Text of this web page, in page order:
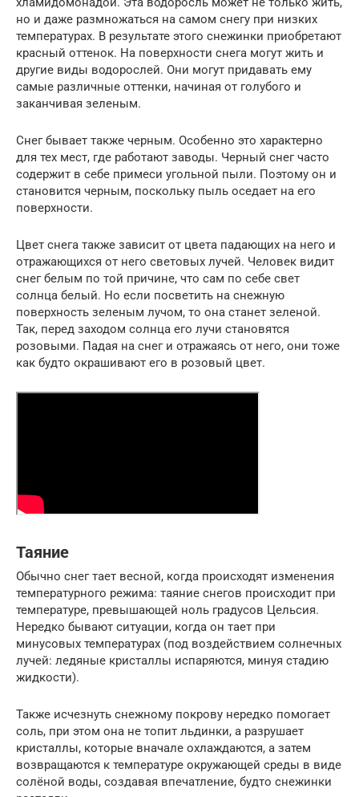
но и даже размножаться на самом снегу при низких
температурах. В результате этого снежинки приобретают
красный оттенок. На поверхности снега могут жить и
другие виды водорослей. Они могут придавать ему
самые различные оттенки, начиная от голубого и
заканчивая зеленым.
Снег бывает также черным. Особенно это характерно
для тех мест, где работают заводы. Черный снег часто
содержит в себе примеси угольной пыли. Поэтому он и
становится черным, поскольку пыль оседает на его
поверхности.
Цвет снега также зависит от цвета падающих на него и
отражающихся от него световых лучей. Человек видит
снег белым по той причине, что сам по себе свет
солнца белый. Но если посветить на снежную
поверхность зеленым лучом, то она станет зеленой.
Так, перед заходом солнца его лучи становятся
розовыми. Падая на снег и отражаясь от него, они тоже
как будто окрашивают его в розовый цвет.
Таяние
Обычно снег тает весной, когда происходят изменения
температурного режима: таяние снегов происходит при
температуре, превышающей ноль градусов Цельсия.
Нередко бывают ситуации, когда он тает при
минусовых температурах (под воздействием солнечных
лучей: ледяные кристаллы испаряются, минуя стадию
жидкости).
Также исчезнуть снежному покрову нередко помогает
соль, при этом она не топит льдинки, а разрушает
кристаллы, которые вначале охлаждаются, а затем
возвращаются к температуре окружающей среды в виде
солёной воды, создавая впечатление, будто снежинки